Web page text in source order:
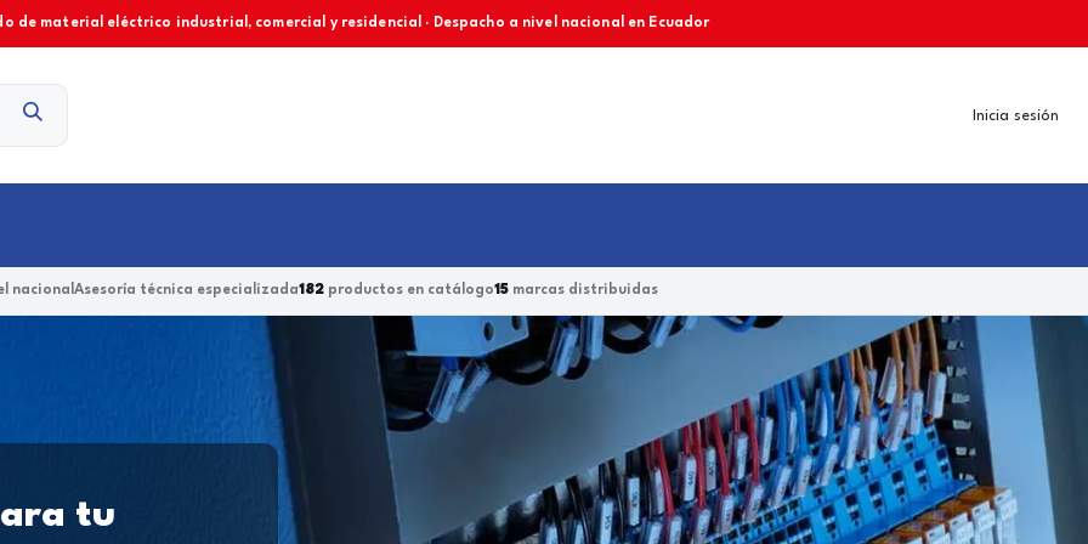
de material eléctrico industrial, comercial y residencial · Despacho a nivel nacional en Ecuador
Inicia sesión
nacional Asesoría técnica especializada182productos en catálogo15marcas distribuidas
tu